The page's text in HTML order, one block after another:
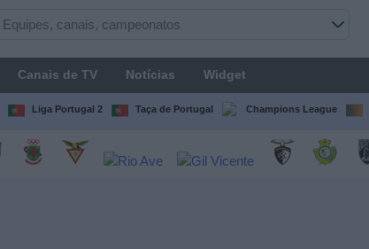
Canais de TV Notícias Widget
Liga Portugal 2 Taça de Portugal Champions League